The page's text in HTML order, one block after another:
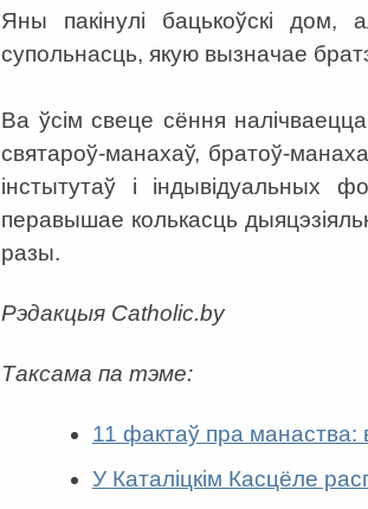
Яны пакінулі бацькоўскі
супольнасць, якую вызначае
Ва ўсім свеце сёння
святароў-манахаў, братоў-
інстытутаў і індывідуальных
перавышае колькасць
разы.
Рэдакцыя Catholic.by
Таксама па тэме:
11 фактаў пра манаства:
У Каталіцкім Касцёле